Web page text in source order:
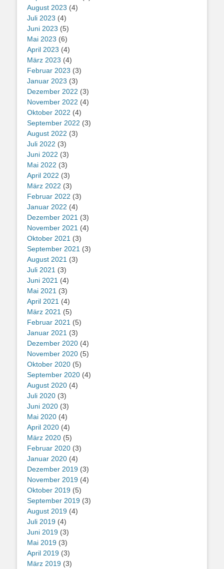
August 2023 (4)
Juli 2023 (4)
Juni 2023 (5)
Mai 2023 (6)
April 2023 (4)
März 2023 (4)
Februar 2023 (3)
Januar 2023 (3)
Dezember 2022 (3)
November 2022 (4)
Oktober 2022 (4)
September 2022 (3)
August 2022 (3)
Juli 2022 (3)
Juni 2022 (3)
Mai 2022 (3)
April 2022 (3)
März 2022 (3)
Februar 2022 (3)
Januar 2022 (4)
Dezember 2021 (3)
November 2021 (4)
Oktober 2021 (3)
September 2021 (3)
August 2021 (3)
Juli 2021 (3)
Juni 2021 (4)
Mai 2021 (3)
April 2021 (4)
März 2021 (5)
Februar 2021 (5)
Januar 2021 (3)
Dezember 2020 (4)
November 2020 (5)
Oktober 2020 (5)
September 2020 (4)
August 2020 (4)
Juli 2020 (3)
Juni 2020 (3)
Mai 2020 (4)
April 2020 (4)
März 2020 (5)
Februar 2020 (3)
Januar 2020 (4)
Dezember 2019 (3)
November 2019 (4)
Oktober 2019 (5)
September 2019 (3)
August 2019 (4)
Juli 2019 (4)
Juni 2019 (3)
Mai 2019 (3)
April 2019 (3)
März 2019 (3)